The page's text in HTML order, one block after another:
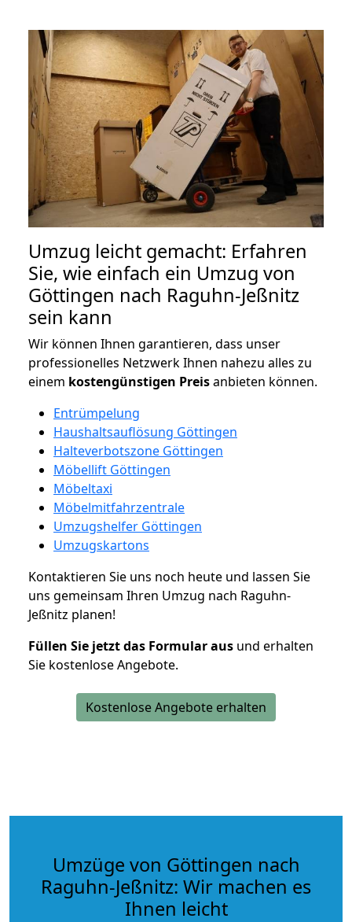
Umzug leicht gemacht: Erfahren
Sie, wie einfach ein Umzug von
Göttingen nach Raguhn-Jeßnitz
sein kann
Wir können Ihnen garantieren, dass unser
professionelles Netzwerk Ihnen nahezu alles zu
einem kostengünstigen Preisanbieten können.
Entrümpelung
Haushaltsauflösung Göttingen
Halteverbotszone Göttingen
Möbellift Göttingen
Möbeltaxi
Möbelmitfahrzentrale
Umzugshelfer Göttingen
Umzugskartons
Kontaktieren Sie uns noch heute und lassen Sie
uns gemeinsam Ihren Umzug nach Raguhn-
Jeßnitz planen!
Füllen Sie jetzt das Formular aus und erhalten
Sie kostenlose Angebote.
Kostenlose Angebote erhalten
Umzüge von Göttingen nach
Raguhn-Jeßnitz: Wir machen es
Ihnen leicht